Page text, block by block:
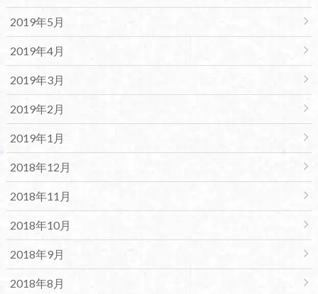
2019年5月
2019年4月
2019年3月
2019年2月
2019年1月
2018年12月
2018年11月
2018年10月
2018年9月
2018年8月